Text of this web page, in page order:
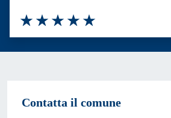
Valuta 5 stelle su 5
Valuta 4 stelle su 5
Valuta 3 stelle su 5
Valuta 2 stelle su 5
Valuta 1 stelle su 5
Contatta il comune